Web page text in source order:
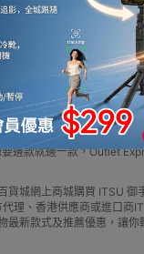
顯
銷售點全線系列產品最新
邊款就邊一款，Outlet
貨城網上商城購買 ITSU 御
理、香港供應商或進口商
最新款式及推薦優惠，讓